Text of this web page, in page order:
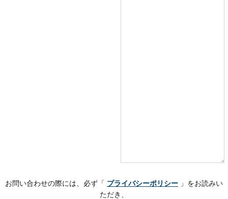
お問い合わせの際には、必ず「 プライバシーポリシー」をお読みい
ただき、